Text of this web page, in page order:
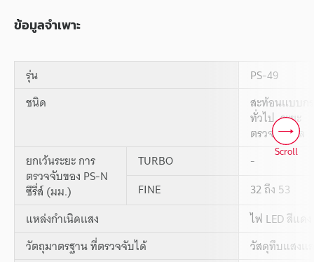
ข้อมูลจำเพาะ
รุ่น
PS-49
ชนิด
สะท้อนแบบก
ทั่วไป, ระยะ
ตรวจจับไกล
ยกเว้นระยะ การ
ตรวจจับของ PS-N
ซีรี่ส์ (มม.)
TURBO
-
FINE
32 ถึง 53
แหล่งกำเนิดแสง
ไฟ LED สีแดง
วัตถุมาตรฐาน ที่ตรวจจับได้
วัสดุทึบแสงแ
Scroll